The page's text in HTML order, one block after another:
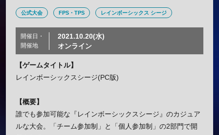
公式大会 FPS・TPS レインボーシックス シージ
開催日・
開催地
2021.10.20(水)
オンライン
【ゲームタイトル】
レインボーシックスシージ(PC版)
【概要】
誰でも参加可能な『レインボーシックスシージ』のカジュア
ルな大会。「チーム参加制」と「個人参加制」の2部門で開